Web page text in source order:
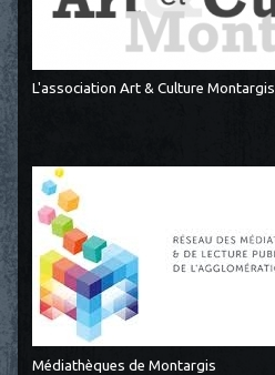
L'association Art & Culture Montargis
Médiathèques de Montargis